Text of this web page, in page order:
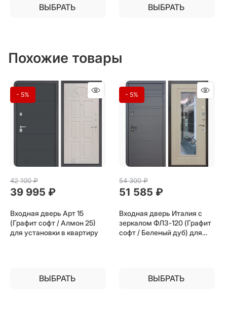
ВЫБРАТЬ ВЫБРАТЬ
Похожие товары
- 5%
42 100 ₽
39 995 ₽
Входная дверь Арт 15
(Графит софт / Алмон 25)
для установки в квартиру
ВЫБРАТЬ
- 5%
54 300 ₽
51 585 ₽
Входная дверь Италия с
зеркалом ФЛЗ-120 (Графит
софт / Беленый дуб) для
ВЫБРАТЬ